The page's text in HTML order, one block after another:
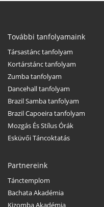
További tanfolyamaink
Társastánc tanfolyam
Kortárstánc tanfolyam
Zumba tanfolyam
Dancehall tanfolyam
Brazil Samba tanfolyam
Brazil Capoeira tanfolyam
Mozgás És Stílus Órák
Esküvői Táncoktatás
Partnereink
Tánctemplom
Bachata Akadémia
Kizomba Akadémia